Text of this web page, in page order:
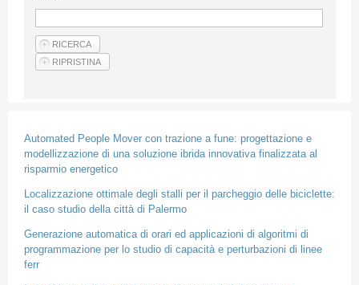
Privacy Policy
Articoli
Automated People Mover con trazione a fune: progettazione e
modellizzazione di una soluzione ibrida innovativa finalizzata al
risparmio energetico
Localizzazione ottimale degli stalli per il parcheggio delle biciclette:
il caso studio della città di Palermo
Generazione automatica di orari ed applicazioni di algoritmi di
programmazione per lo studio di capacità e perturbazioni di linee
ferr